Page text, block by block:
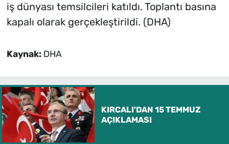
iş dünyası temsilcileri katıldı. Toplantı basına
kapalı olarak gerçekleştirildi. (DHA)
Kaynak: DHA
KIRCALI'DAN 15 TEMMUZ
AÇIKLAMASI